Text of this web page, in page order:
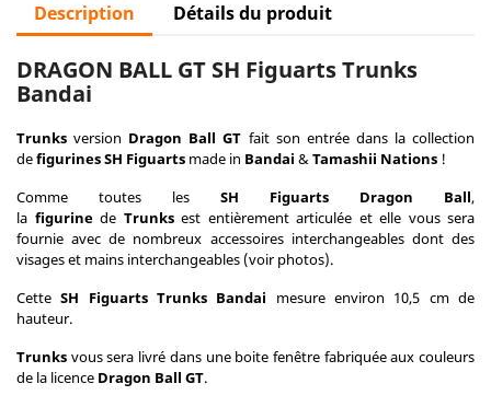
Description Détails du produit
DRAGON BALL GT SH Figuarts Trunks
Bandai
Trunks version Dragon Ball GT fait son entrée dans la collection
defigurines SH Figuarts made in Bandai &Tamashii Nations !
Comme toutes les SH Figuarts Dragon Ball,
la figurinede Trunksest entièrement articulée et elle vous sera
fournie avec de nombreux accessoires interchangeables dont des
visages et mains interchangeables (voir photos).
CetteSH Figuarts Trunks Bandai mesure environ 10,5 cm de
hauteur.
Trunks vous sera livré dans une boite fenêtre fabriquée aux couleurs
de la licence Dragon Ball GT.